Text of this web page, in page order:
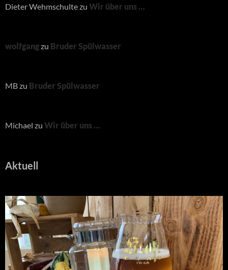
Dieter Wehmschultezu Wir über uns …
wolfgangzu Bruder Spülwasser
MBzu Bruder Spülwasser
Michael zu Wir über uns …
Aktuell